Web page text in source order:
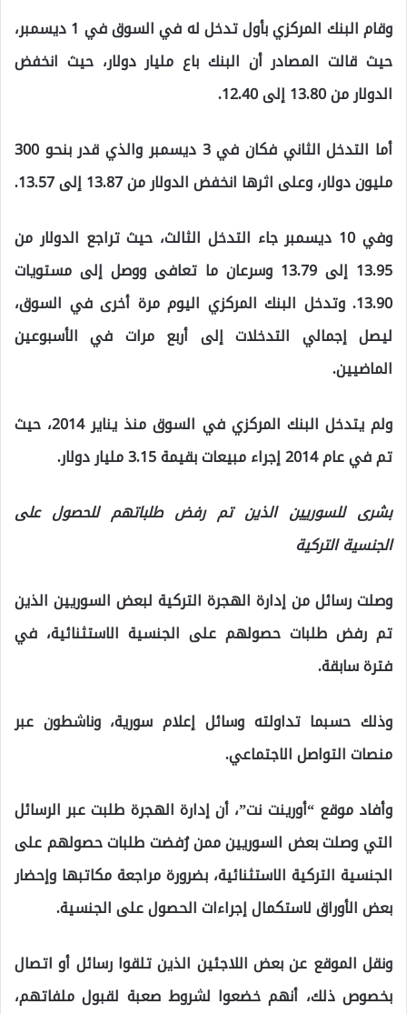
وقام البنك المركزي بأول تدخل له في السوق في 1 ديسمبر،
حيث قالت المصادر أن البنك باع مليار دولار، حيث انخفض
الدولار من 13.80 إلى 12.40.
أما التدخل الثاني فكان في 3 ديسمبر والذي قدر بنحو 300
مليون دولار، وعلى اثرها انخفض الدولار من 13.87 إلى 13.57.
وفي 10 ديسمبر جاء التدخل الثالث، حيث تراجع الدولار من
13.95 إلى 13.79 وسرعان ما تعافى ووصل إلى مستويات
13.90. وتدخل البنك المركزي اليوم مرة أخرى في السوق،
ليصل إجمالي التدخلات إلى أربع مرات في الأسبوعين
الماضيين.
ولم يتدخل البنك المركزي في السوق منذ يناير 2014، حيث
تم في عام 2014 إجراء مبيعات بقيمة 3.15 مليار دولار.
بشرى للسوريين الذين تم رفض طلباتهم للحصول على
الجنسية التركية
وصلت رسائل من إدارة الهجرة التركية لبعض السوريين الذين
تم رفض طلبات حصولهم على الجنسية الاستثنائية، في
فترة سابقة.
وذلك حسبما تداولته وسائل إعلام سورية، وناشطون عبر
منصات التواصل الاجتماعي.
وأفاد موقع “أورينت نت”، أن إدارة الهجرة طلبت عبر الرسائل
التي وصلت بعض السوريين ممن رُفضت طلبات حصولهم على
الجنسية التركية الاستثنائية، بضرورة مراجعة مكاتبها وإحضار
بعض الأوراق لاستكمال إجراءات الحصول على الجنسية.
ونقل الموقع عن بعض اللاجئين الذين تلقوا رسائل أو اتصال
بخصوص ذلك، أنهم خضعوا لشروط صعبة لقبول ملفاتهم،